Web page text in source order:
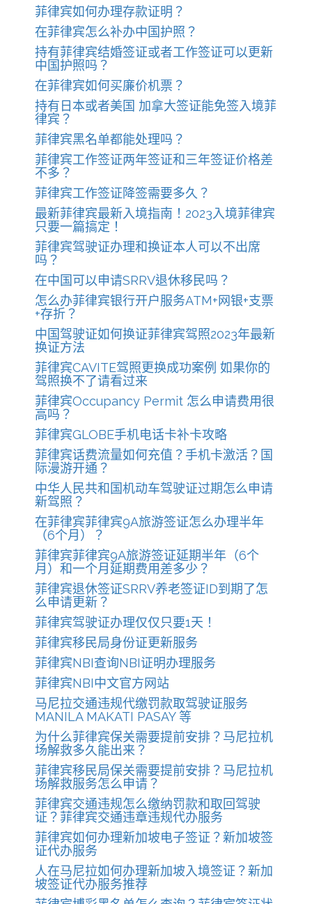
菲律宾如何办理存款证明？
在菲律宾怎么补办中国护照？
持有菲律宾结婚签证或者工作签证可以更新
中国护照吗？
在菲律宾如何买廉价机票？
持有日本或者美国 加拿大签证能免签入境菲
律宾？
菲律宾黑名单都能处理吗？
菲律宾工作签证两年签证和三年签证价格差
不多？
菲律宾工作签证降签需要多久？
最新菲律宾最新入境指南！2023入境菲律宾
只要一篇搞定！
菲律宾驾驶证办理和换证本人可以不出席
吗？
在中国可以申请SRRV退休移民吗？
怎么办菲律宾银行开户服务ATM+网银+支票
+存折？
中国驾驶证如何换证菲律宾驾照2023年最新
换证方法
菲律宾CAVITE驾照更换成功案例 如果你的
驾照换不了请看过来
菲律宾Occupancy Permit 怎么申请费用很
高吗？
菲律宾GLOBE手机电话卡补卡攻略
菲律宾话费流量如何充值？手机卡激活？国
际漫游开通？
中华人民共和国机动车驾驶证过期怎么申请
新驾照？
在菲律宾菲律宾9A旅游签证怎么办理半年
（6个月）？
菲律宾菲律宾9A旅游签证延期半年（6个
月）和一个月延期费用差多少？
菲律宾退休签证SRRV养老签证ID到期了怎
么申请更新？
菲律宾驾驶证办理仅仅只要1天！
菲律宾移民局身份证更新服务
菲律宾NBI查询NBI证明办理服务
菲律宾NBI中文官方网站
马尼拉交通违规代缴罚款取驾驶证服务
MANILA MAKATI PASAY 等
为什么菲律宾保关需要提前安排？马尼拉机
场解救多久能出来？
菲律宾移民局保关需要提前安排？马尼拉机
场解救服务怎么申请？
菲律宾交通违规怎么缴纳罚款和取回驾驶
证？菲律宾交通违章违规代办服务
菲律宾如何办理新加坡电子签证？新加坡签
证代办服务
人在马尼拉如何办理新加坡入境签证？新加
坡签证代办服务推荐